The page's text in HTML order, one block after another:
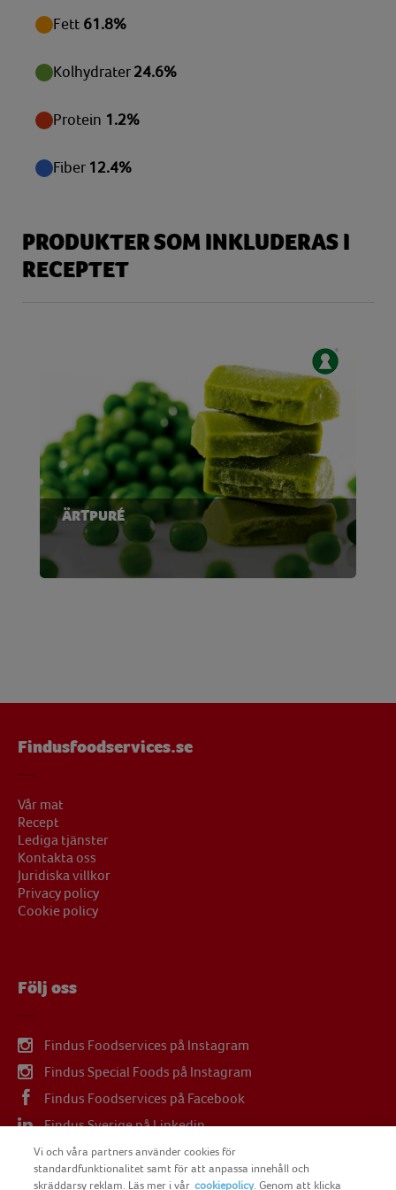
Zink
Fett 61.8%
Kolhydrater 24.6%
Protein 1.2%
Fiber 12.4%
PRODUKTER SOM INKLUDERAS I
RECEPTET
ÄRTPURÉ
Findusfoodservices.se
Vår mat
Recept
Lediga tjänster
Kontakta oss
Juridiska villkor
Privacy policy
Cookie policy
Följ oss
Findus Foodservices på Instagram
Findus Special Foods på Instagram
Findus Foodservices på Facebook
Findus Sverige på Linkedin
Findus Sverige på Youtube
Vi och våra partners använder cookies för
standardfunktionalitet samt för att anpassa innehåll och
skräddarsy reklam. Läs mer i vår cookiepolicy. Genom att klicka